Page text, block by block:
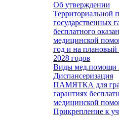
Об утверждении
Территориальной
государственных
бесплатного
медицинской
год и на плановый
2028 годов
Виды
Диспансеризация
ПАМЯТКА для
гарантиях
медицинской
Прикрепление к